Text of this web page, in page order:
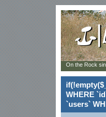
WHERE
`users`
On the Rock